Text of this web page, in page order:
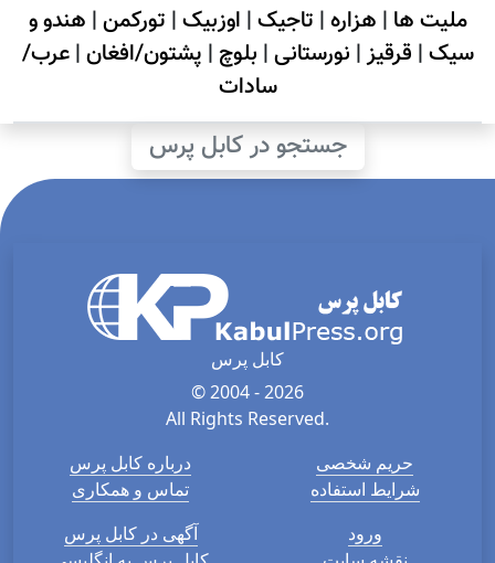
ملیت ها | هزاره| تاجیک| اوزبیک| تورکمن| هندو و
سیک| قرقیز| نورستانی| بلوچ | پشتون/افغان|عرب/
سادات
جستجو در کابل پرس
کابل پرس
© 2004 - 2026
All Rights Reserved.
درباره کابل پرس
تماس و همکاری
حریم شخصی
شرایط استفاده
آگهی در کابل پرس
ورود